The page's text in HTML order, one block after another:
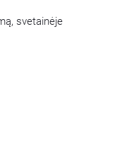
svetainėje